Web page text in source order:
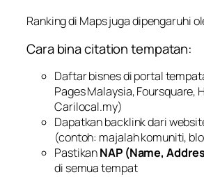
Ranking di Maps juga dipengaruhi
Cara bina citation tempatan:
Daftar bisnes di portal
Pages Malaysia, Foursquare,
Carilocal.my)
Dapatkan backlink dari
(contoh: majalah komuniti,
PastikanNAP (Name,
di semua tempat